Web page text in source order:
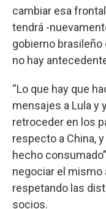
cambiar esa
tendrá -
gobierno brasileño
no hay
“Lo que hay que
mensajes a Lula y
retroceder en los
respecto a China,
hecho
negociar el mismo
respetando las
socios.